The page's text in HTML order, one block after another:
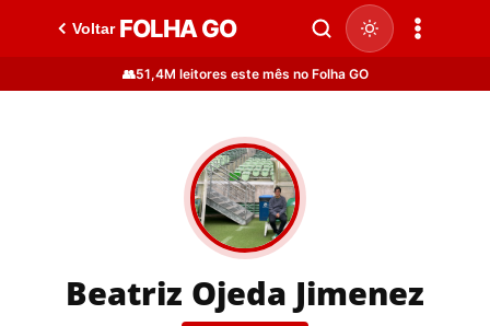
Voltar FOLHA GO
👥51,4M leitores este mês no Folha GO
Beatriz Ojeda Jimenez